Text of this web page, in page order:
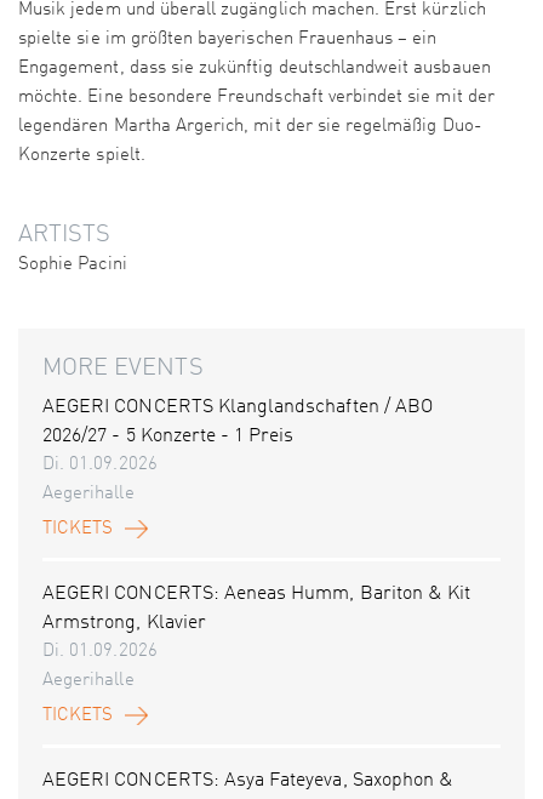
Musik jedem und überall zugänglich machen. Erst kürzlich
spielte sie im größten bayerischen Frauen­haus – ein
Engagement, dass sie zukünftig deutschlandweit ausbauen
möchte. Eine besondere Freundschaft verbindet sie mit der
legen­dären Martha Argerich, mit der sie regelmäßig Duo-
Konzerte spielt.
ARTISTS
Sophie Pacini
MORE EVENTS
AEGERI CONCERTS Klanglandschaften / ABO
2026/27 - 5 Konzerte - 1 Preis
Di. 01.09.2026
Aegerihalle
TICKETS
AEGERI CONCERTS: Aeneas Humm, Bariton & Kit
Armstrong, Klavier
Di. 01.09.2026
Aegerihalle
TICKETS
AEGERI CONCERTS: Asya Fateyeva, Saxophon &